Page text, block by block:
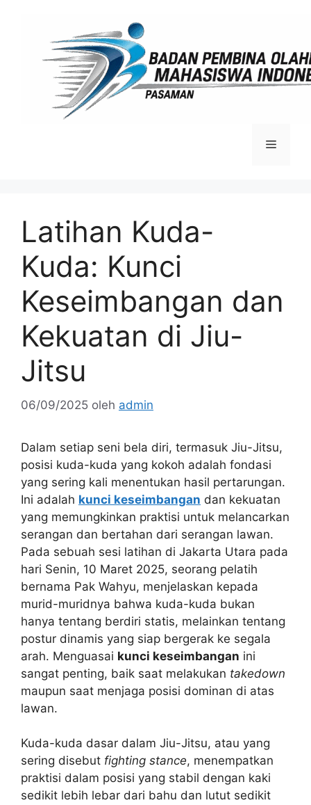
Menu
Latihan Kuda-
Kuda: Kunci
Keseimbangan dan
Kekuatan di Jiu-
Jitsu
06/09/2025 oleh admin
Dalam setiap seni bela diri, termasuk Jiu-Jitsu,
posisi kuda-kuda yang kokoh adalah fondasi
yang sering kali menentukan hasil pertarungan.
Ini adalah kunci keseimbangan dan kekuatan
yang memungkinkan praktisi untuk melancarkan
serangan dan bertahan dari serangan lawan.
Pada sebuah sesi latihan di Jakarta Utara pada
hari Senin, 10 Maret 2025, seorang pelatih
bernama Pak Wahyu, menjelaskan kepada
murid-muridnya bahwa kuda-kuda bukan
hanya tentang berdiri statis, melainkan tentang
postur dinamis yang siap bergerak ke segala
arah. Menguasai kunci keseimbangan ini
sangat penting, baik saat melakukan takedown
maupun saat menjaga posisi dominan di atas
lawan.
Kuda-kuda dasar dalam Jiu-Jitsu, atau yang
sering disebut fighting stance, menempatkan
praktisi dalam posisi yang stabil dengan kaki
sedikit lebih lebar dari bahu dan lutut sedikit